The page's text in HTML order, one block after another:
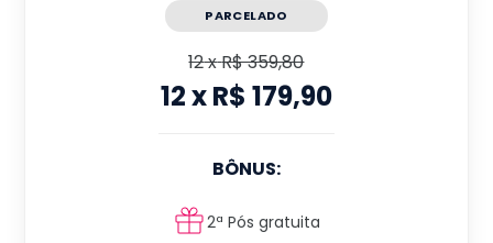
PARCELADO
12xR$ 359,80
12xR$ 179,90
BÔNUS:
2ª Pós gratuita